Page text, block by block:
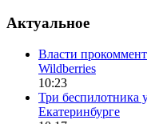
Актуальное
Власти
Wildberries
10:23
Три беспилотника
Екатеринбурге